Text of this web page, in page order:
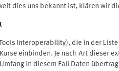
dies uns bekannt ist, klären wir
Interoperability), die in der
einbinden. Je nach Art dieser
in diesem Fall Daten